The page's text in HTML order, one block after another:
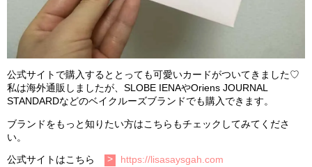
公式サイトで購入するととっても可愛いカードがついてきました♡
私は海外通販しましたが、SLOBE IENAやOriens JOURNAL
STANDARDなどのベイクルーズブランドでも購入できます。
ブランドをもっと知りたい方はこちらもチェックしてみてくださ
い。
公式サイトはこちら https://lisasaysgah.com